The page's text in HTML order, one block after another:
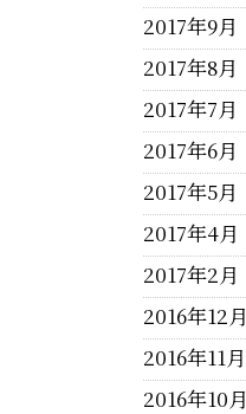
2017年9月
2017年8月
2017年7月
2017年6月
2017年5月
2017年4月
2017年2月
2016年12月
2016年11月
2016年10月